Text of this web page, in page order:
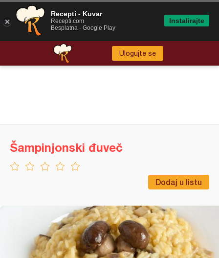
Ulogujte se
Dodaj u listu
Šampinjonski đuveč
Recepti - Kuvar
Recepti.com
Besplatna - Google Play
Instalirajte